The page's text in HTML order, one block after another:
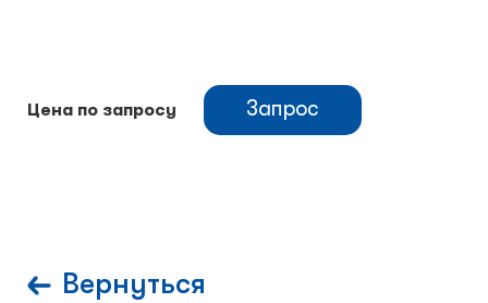
Цена по запросу Запрос
Вернуться